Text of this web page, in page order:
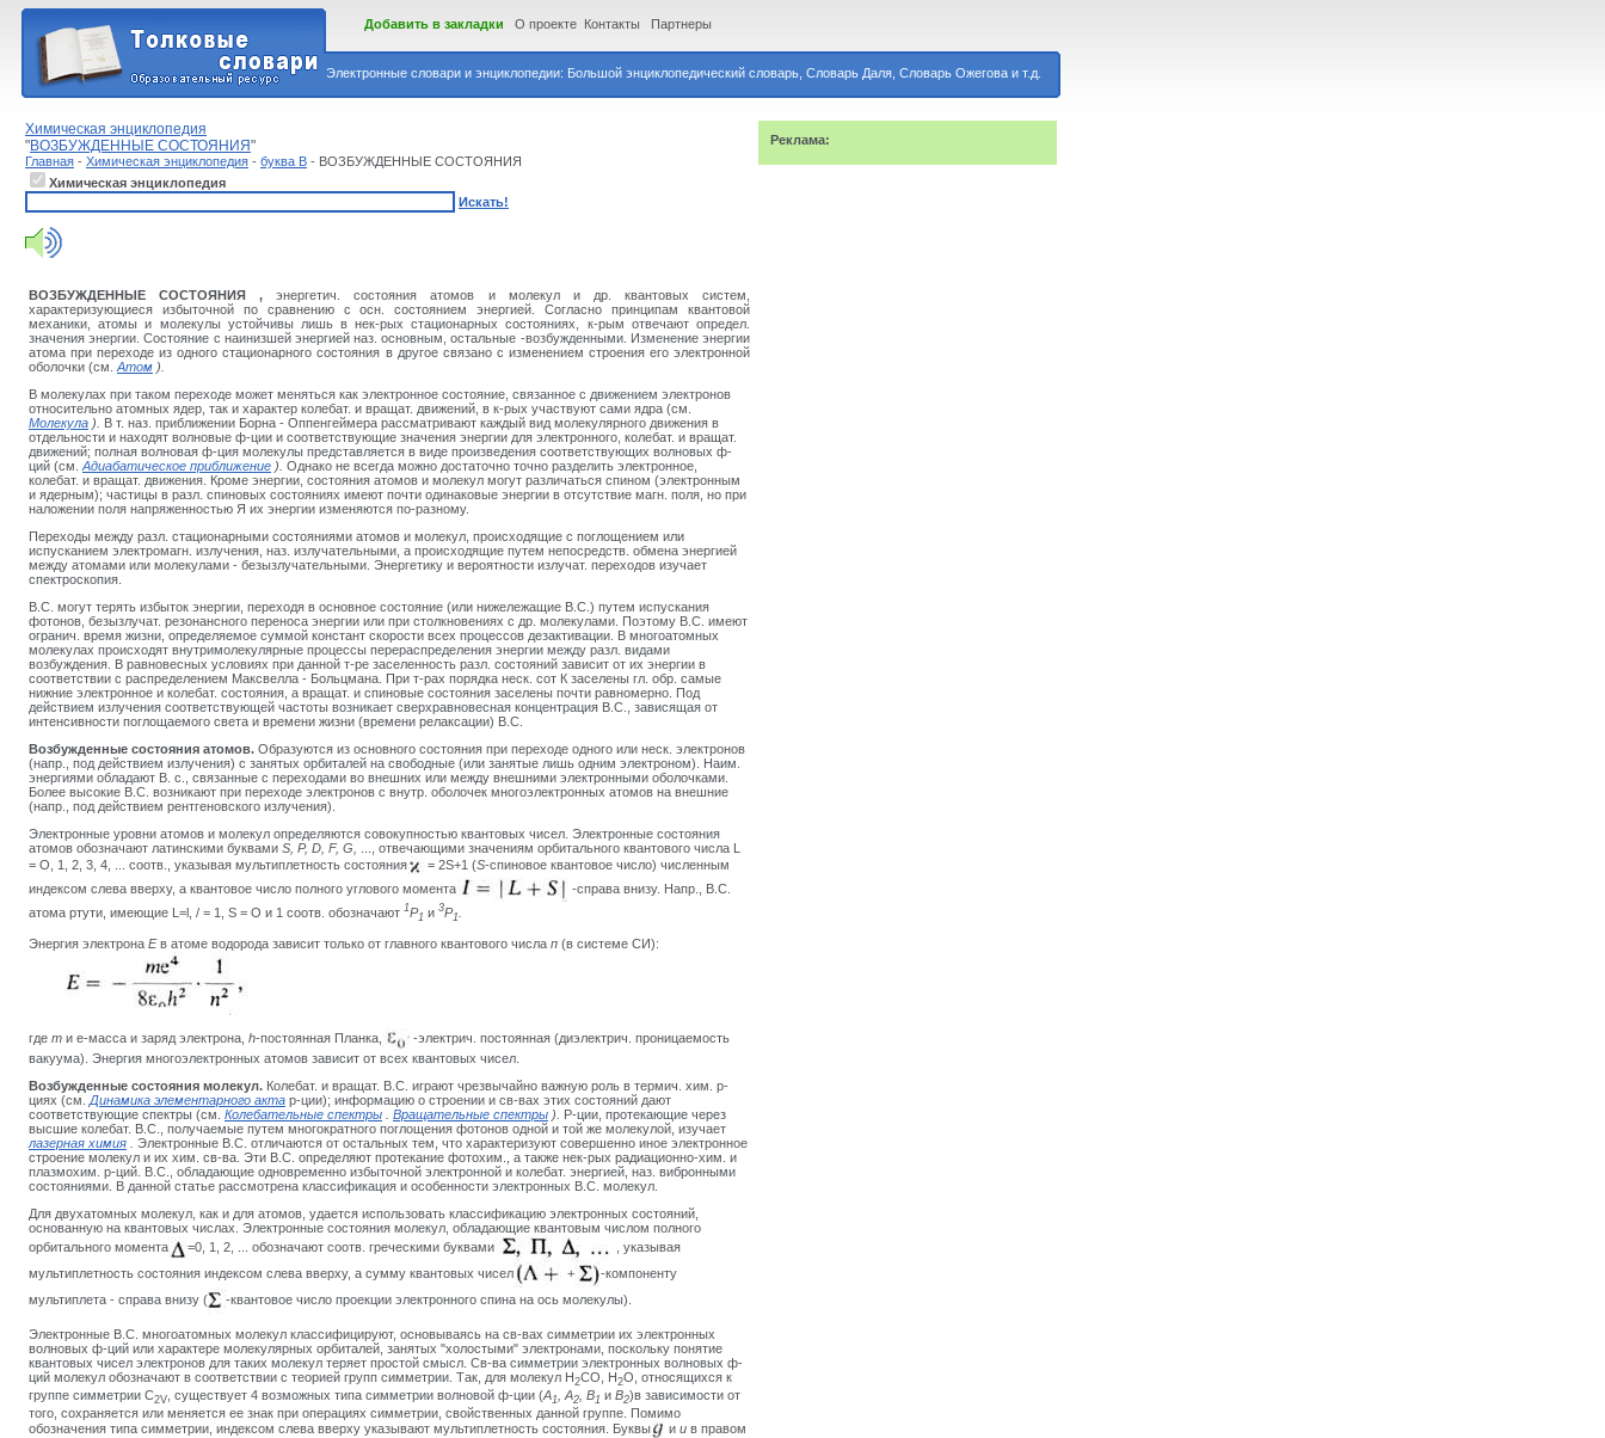
Электронные словари и энциклопедии: Большой энциклопедический словарь, Словарь Даля, Словарь Ожегова и т.д.
Добавить в закладки О проекте Контакты Партнеры
Химическая энциклопедия
"ВОЗБУЖДЕННЫЕ СОСТОЯНИЯ"
Главная - Химическая энциклопедия - буква В - ВОЗБУЖДЕННЫЕ СОСТОЯНИЯ
Химическая энциклопедия
Искать!
ВОЗБУЖДЕННЫЕ СОСТОЯНИЯ , энергетич. состояния атомов и молекул и др. квантовых систем,
характеризующиеся избыточной по сравнению с осн. состоянием энергией. Согласно принципам квантовой
механики, атомы и молекулы устойчивы лишь в нек-рых стационарных состояниях, к-рым отвечают определ.
значения энергии. Состояние с наинизшей энергией наз. основным, остальные -возбужденными. Изменение энергии
атома при переходе из одного стационарного состояния в другое связано с изменением строения его электронной
оболочки (см. Атом ).
В молекулах при таком переходе может меняться как электронное состояние, связанное с движением электронов
относительно атомных ядер, так и характер колебат. и вращат. движений, в к-рых участвуют сами ядра (см.
Молекула ). В т. наз. приближении Борна - Оппенгеймера рассматривают каждый вид молекулярного движения в
отдельности и находят волновые ф-ции и соответствующие значения энергии для электронного, колебат. и вращат.
движений; полная волновая ф-ция молекулы представляется в виде произведения соответствующих волновых ф-
ций (см. Адиабатическое приближение ). Однако не всегда можно достаточно точно разделить электронное,
колебат. и вращат. движения. Кроме энергии, состояния атомов и молекул могут различаться спином (электронным
и ядерным); частицы в разл. спиновых состояниях имеют почти одинаковые энергии в отсутствие магн. поля, но при
наложении поля напряженностью Я их энергии изменяются по-разному.
Переходы между разл. стационарными состояниями атомов и молекул, происходящие с поглощением или
испусканием электромагн. излучения, наз. излучательными, а происходящие путем непосредств. обмена энергией
между атомами или молекулами - безызлучательными. Энергетику и вероятности излучат. переходов изучает
спектроскопия.
B.C. могут терять избыток энергии, переходя в основное состояние (или нижележащие B.C.) путем испускания
фотонов, безызлучат. резонансного переноса энергии или при столкновениях с др. молекулами. Поэтому B.C. имеют
огранич. время жизни, определяемое суммой констант скорости всех процессов дезактивации. В многоатомных
молекулах происходят внутримолекулярные процессы перераспределения энергии между разл. видами
возбуждения. В равновесных условиях при данной т-ре заселенность разл. состояний зависит от их энергии в
соответствии с распределением Максвелла - Больцмана. При т-рах порядка неск. сот К заселены гл. обр. самые
нижние электронное и колебат. состояния, а вращат. и спиновые состояния заселены почти равномерно. Под
действием излучения соответствующей частоты возникает сверхравновесная концентрация B.C., зависящая от
интенсивности поглощаемого света и времени жизни (времени релаксации) B.C.
Возбужденные состояния атомов. Образуются из основного состояния при переходе одного или неск. электронов
(напр., под действием излучения) с занятых орбиталей на свободные (или занятые лишь одним электроном). Наим.
энергиями обладают В. с., связанные с переходами во внешних или между внешними электронными оболочками.
Более высокие B.C. возникают при переходе электронов с внутр. оболочек многоэлектронных атомов на внешние
(напр., под действием рентгеновского излучения).
Электронные уровни атомов и молекул определяются совокупностью квантовых чисел. Электронные состояния
атомов обозначают латинскими буквами S, P, D, F, G,
..., отвечающими значениям орбитального квантового числа L
= О, 1, 2, 3, 4, ... соотв., указывая мультиплетность состояния
= 2S+1 (S-спиновое квантовое число) численным
индексом слева вверху, а квантовое число полного углового момента
-справа внизу. Напр., B.C.
атома ртути, имеющие L=l, / = 1, S = О и 1 соотв. обозначают 1Р1 и 3P1
Энергия электрона Ев атоме водорода зависит только от главного квантового числа п (в системе СИ):
где т и е-масса и заряд электрона, h-постоянная Планка,
-электрич. постоянная (диэлектрич. проницаемость
вакуума). Энергия многоэлектронных атомов зависит от всех квантовых чисел.
Возбужденные состояния молекул. Колебат. и вращат. B.C. играют чрезвычайно важную роль в термич. хим. р-
циях (см. Динамика элементарного акта р-ции); информацию о строении и св-вах этих состояний дают
соответствующие спектры (см. Колебательные спектры Вращательные спектры ). Р-ции, протекающие через
высшие колебат. B.C., получаемые путем многократного поглощения фотонов одной и той же молекулой, изучает
лазерная химия
Электронные B.C. отличаются от остальных тем, что характеризуют совершенно иное электронное
строение молекул и их хим. св-ва. Эти B.C. определяют протекание фотохим., а также нек-рых радиационно-хим. и
плазмохим. р-ций. B.C., обладающие одновременно избыточной электронной и колебат. энергией, наз. вибронными
состояниями. В данной статье рассмотрена классификация и особенности электронных B.C. молекул.
Для двухатомных молекул, как и для атомов, удается использовать классификацию электронных состояний,
основанную на квантовых числах. Электронные состояния молекул, обладающие квантовым числом полного
орбитального момента
=0, 1, 2, ... обозначают соотв. греческими буквами
, указывая
мультиплетность состояния индексом слева вверху, а сумму квантовых чисел
+
-компоненту
мультиплета - справа внизу (
-квантовое число проекции электронного спина на ось молекулы).
Электронные B.C. многоатомных молекул классифицируют, основываясь на св-вах симметрии их электронных
волновых ф-ций или характере молекулярных орбиталей, занятых "холостыми" электронами, поскольку понятие
квантовых чисел электронов для таких молекул теряет простой смысл. Св-ва симметрии электронных волновых ф-
ций молекул обозначают в соответствии с теорией групп симметрии. Так, для молекул Н2СО, Н2О, относящихся к
группе симметрии C2V , существует 4 возможных типа симметрии волновой ф-ции (A1 , A2 , В1 и В2)в зависимости от
того, сохраняется или меняется ее знак при операциях симметрии, свойственных данной группе. Помимо
обозначения типа симметрии, индексом слева вверху указывают мультиплетность состояния. Буквы
и и в правом
Реклама: